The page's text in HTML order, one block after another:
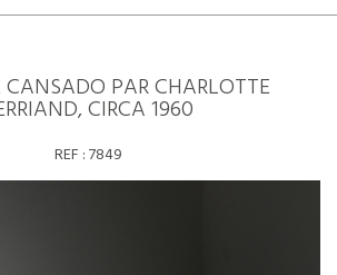
PAR CHARLOTTE
CIRCA 1960
REF :7849